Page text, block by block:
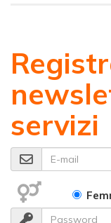
servizi
E-mail
Password